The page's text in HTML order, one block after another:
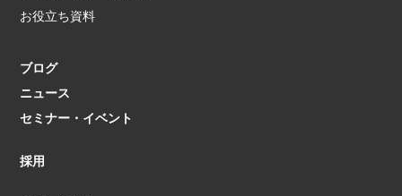
お役立ち資料
ブログ
ニュース
セミナー・イベント
採用